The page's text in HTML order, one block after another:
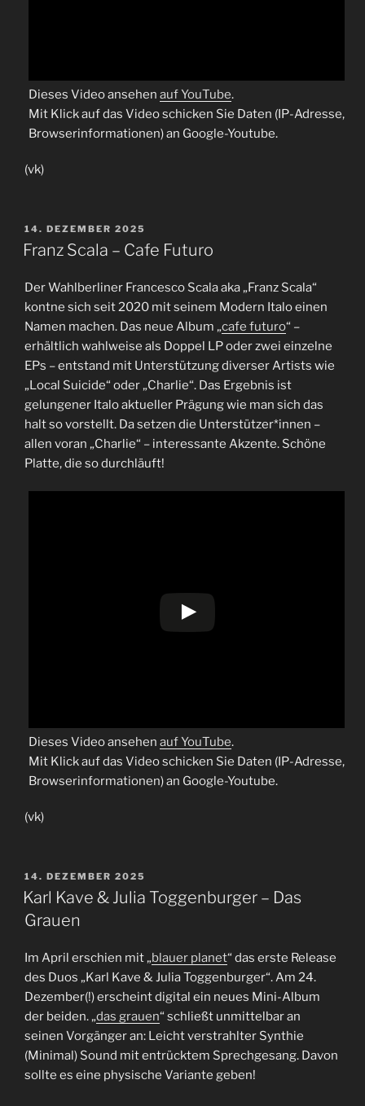
Dieses Video ansehen auf YouTube.
Mit Klick auf das Video schicken Sie Daten (IP-Adresse,
Browserinformationen) an Google-Youtube.
(vk)
VERÖFFENTLICHT
AM
14. DEZEMBER 2025
Franz Scala – Cafe Futuro
Der Wahlberliner Francesco Scala aka „Franz Scala“
kontne sich seit 2020 mit seinem Modern Italo einen
Namen machen. Das neue Album „cafe futuro“ –
erhältlich wahlweise als Doppel LP oder zwei einzelne
EPs – entstand mit Unterstützung diverser Artists wie
„Local Suicide“ oder „Charlie“. Das Ergebnis ist
gelungener Italo aktueller Prägung wie man sich das
halt so vorstellt. Da setzen die Unterstützer*innen –
allen voran „Charlie“ – interessante Akzente. Schöne
Platte, die so durchläuft!
Dieses Video ansehen auf YouTube.
Mit Klick auf das Video schicken Sie Daten (IP-Adresse,
Browserinformationen) an Google-Youtube.
(vk)
VERÖFFENTLICHT
AM
14. DEZEMBER 2025
Karl Kave & Julia Toggenburger – Das
Grauen
Im April erschien mit „blauer planet“ das erste Release
des Duos „Karl Kave & Julia Toggenburger“. Am 24.
Dezember(!) erscheint digital ein neues Mini-Album
der beiden. „das grauen“ schließt unmittelbar an
seinen Vorgänger an: Leicht verstrahlter Synthie
(Minimal) Sound mit entrücktem Sprechgesang. Davon
sollte es eine physische Variante geben!